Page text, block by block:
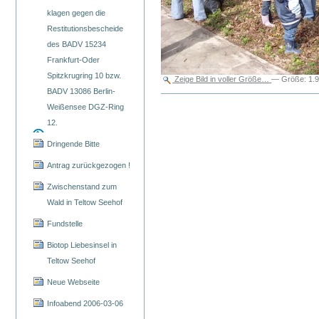
klagen gegen die
Restitutionsbescheide
des BADV 15234
Frankfurt-Oder
Spitzkrugring 10 bzw.
BADV 13086 Berlin-
Weißensee DGZ-Ring
12.
Dringende Bitte
Antrag zurückgezogen !
Zwischenstand zum
Wald in Teltow Seehof
Fundstelle
Biotop Liebesinsel in
Teltow Seehof
Neue Webseite
Infoabend 2006-03-06
Zeige Bild in voller Größe… —Größe: